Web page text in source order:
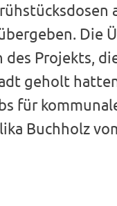
Die
Projekts,
geholt
für
Buchholz